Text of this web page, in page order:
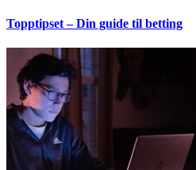
Topptipset – Din guide til betting